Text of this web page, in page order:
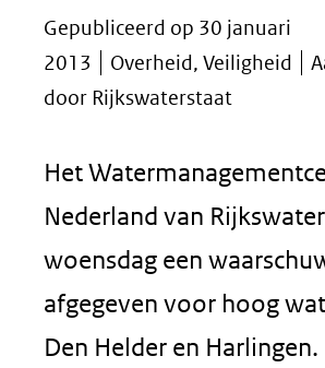
Gepubliceerd op 30 januari
2013
Overheid, Veiligheid
door Rijkswaterstaat
Het
Nederland van
woensdag een
afgegeven voor hoog
Den Helder en Harlingen.